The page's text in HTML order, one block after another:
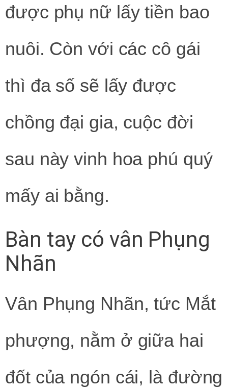
được phụ nữ lấy tiền bao
nuôi. Còn với các cô gái
thì đa số sẽ lấy được
chồng đại gia, cuộc đời
sau này vinh hoa phú quý
mấy ai bằng.
Bàn tay có vân Phụng
Nhãn
Vân Phụng Nhãn, tức Mắt
phượng, nằm ở giữa hai
đốt của ngón cái, là đường